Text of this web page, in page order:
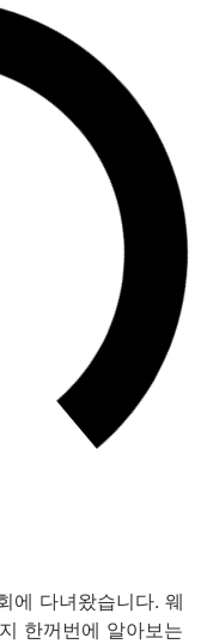
에 다녀왔습니다. 웨
한꺼번에 알아보는